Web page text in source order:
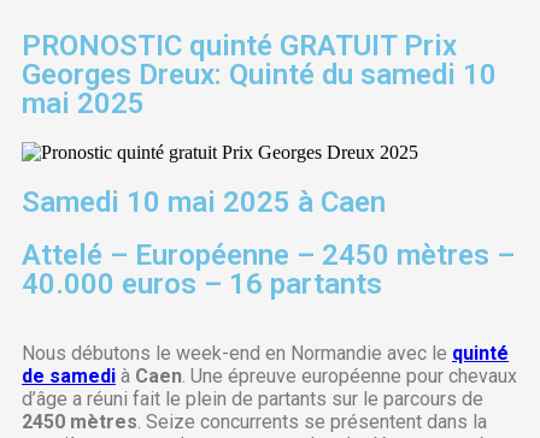
PRONOSTIC quinté GRATUIT Prix
Georges Dreux: Quinté du samedi 10
mai 2025
Samedi 10 mai 2025 à Caen
Attelé – Européenne – 2450 mètres –
40.000 euros – 16 partants
Nous débutons le week-end en Normandie avec le quinté
de samedi à Caen. Une épreuve européenne pour chevaux
d’âge a réuni fait le plein de partants sur le parcours de
2450 mètres. Seize concurrents se présentent dans la